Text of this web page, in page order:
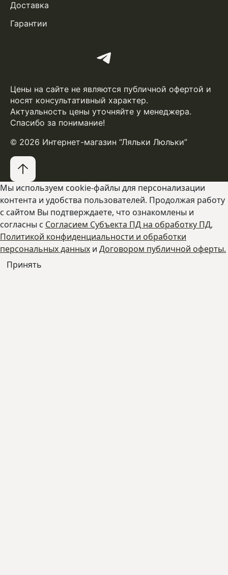
Доставка
Гарантии
Цены на сайте не являются публичной офертой и
носят консультативный характер.
Актуальность цены уточняйте у менеджера.
Спасибо за понимание!
© 2026 Интернет-магазин “Ляльки Люльки”
Мы используем cookie-файлы для персонализации
контента и удобства пользователей. Продолжая работу
с сайтом Вы подтверждаете, что ознакомлены и
согласны с Согласием Субъекта ПД на обработку ПД,
Политикой конфиденциальности и обработки
персональных данных и Договором публичной оферты.
Принять